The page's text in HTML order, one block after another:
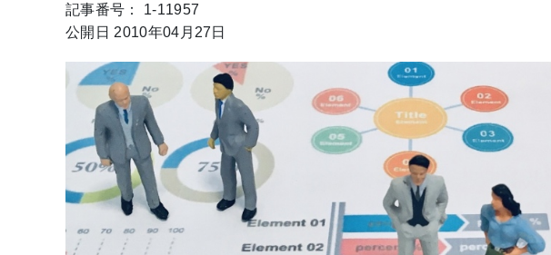
記事番号： 1-11957
公開日 2010年04月27日